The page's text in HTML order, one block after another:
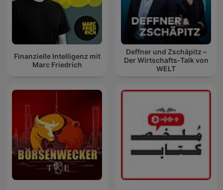
Finanzielle Intelligenz mit
Marc Friedrich
Deffner und Zschäpitz –
Der Wirtschafts-Talk von
WELT